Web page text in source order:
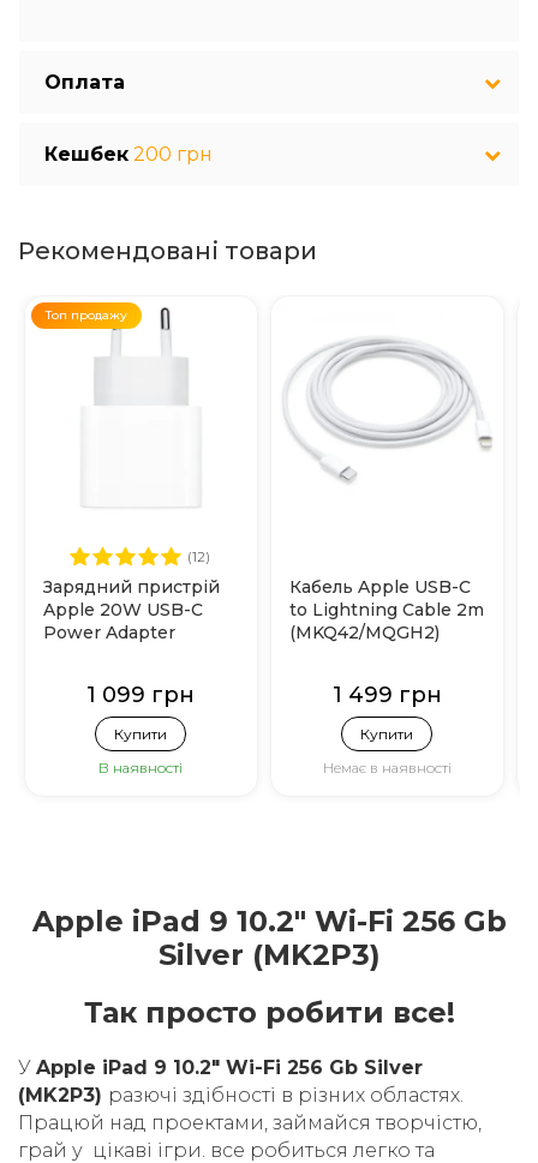
Оплата
Кешбек 200 грн
Рекомендовані товари
Топ продажу
(12)
Зарядний пристрій
Apple 20W USB-C
Power Adapter
1 099 грн
Купити
В наявності
Кабель Apple USB-C
to Lightning Cable 2m
(MKQ42/MQGH2)
1 499 грн
Купити
Немає в наявності
Apple iPad 9 10.2" Wi-Fi 256 Gb
Silver (MK2P3)
Так просто робити все!
У Apple iPad 9 10.2" Wi-Fi 256 Gb Silver
(MK2P3) разючі здібності в різних областях.
Працюй над проектами, займайся творчістю,
грай у цікаві ігри. все робиться легко та